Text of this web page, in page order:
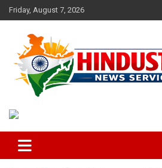
Skip
to
Friday, August 7, 2026
Hindustan News